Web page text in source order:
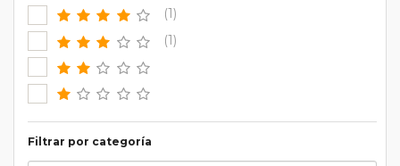
(1)
(1)
Filtrar por categoría